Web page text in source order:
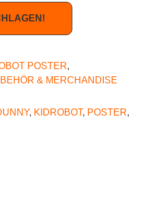
POSTER,
& MERCHANDISE
, KIDROBOT, POSTER,